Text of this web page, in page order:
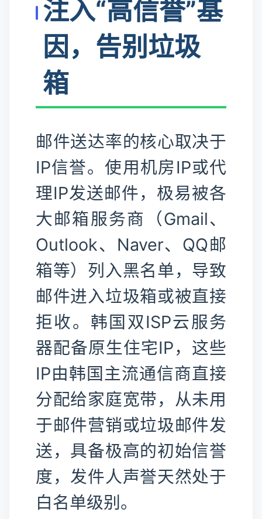
注入“高信誉”基
因，告别垃圾
箱
邮件送达率的核心取决于
IP信誉。使用机房IP或代
理IP发送邮件，极易被各
大邮箱服务商（Gmail、
Outlook、Naver、QQ邮
箱等）列入黑名单，导致
邮件进入垃圾箱或被直接
拒收。韩国双ISP云服务
器配备原生住宅IP，这些
IP由韩国主流通信商直接
分配给家庭宽带，从未用
于邮件营销或垃圾邮件发
送，具备极高的初始信誉
度，发件人声誉天然处于
白名单级别。